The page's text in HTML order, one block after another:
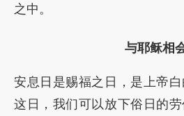
之中。
与耶稣相
安息日是赐福之日，是上帝白
这日，我们可以放下俗日的